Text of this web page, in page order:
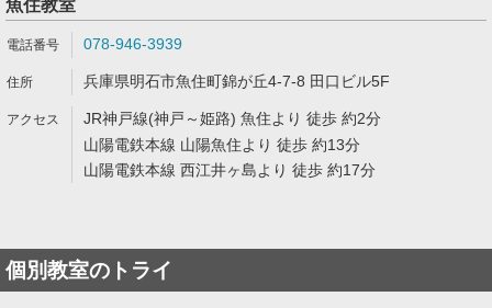
魚住教室
078-946-3939
兵庫県明石市魚住町錦が丘4-7-8 田口ビル5F
JR神戸線(神戸～姫路) 魚住より 徒歩 約2分
山陽電鉄本線 山陽魚住より 徒歩 約13分
山陽電鉄本線 西江井ヶ島より 徒歩 約17分
個別教室のトライ